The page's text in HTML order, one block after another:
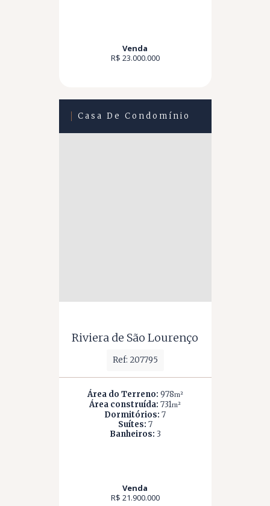
Venda
R$ 23.000.000
Casa De Condomínio
Riviera de São Lourenço
Ref: 207795
Área do Terreno: 978m²
Área construída: 731m²
Dormitórios: 7
Suítes: 7
Banheiros: 3
Venda
R$ 21.900.000